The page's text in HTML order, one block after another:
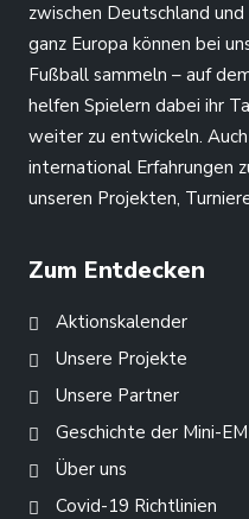
zwischen Deutschland und
ganz Europa können bei
Fußball sammeln – auf
helfen Spielern dabei ihr
weiter zu entwickeln.
international Erfahrungen
unseren Projekten,
Zum Entdecken
Aktionskalender
Unsere Projekte
Unsere Partner
Geschichte der Mini-EM
Über uns
Covid-19 Richtlinien